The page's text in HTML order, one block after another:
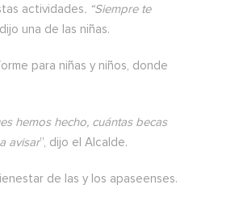
actividades. “Siempre te
dijo una de las niñas.
para niñas y niños, donde
hemos hecho, cuántas becas
avisar”, dijo el Alcalde.
de las y los apaseenses.